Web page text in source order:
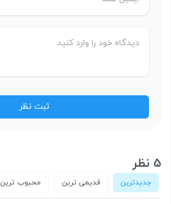
5 نظر
جدیدترین قدیمی ترین محبوب ترین